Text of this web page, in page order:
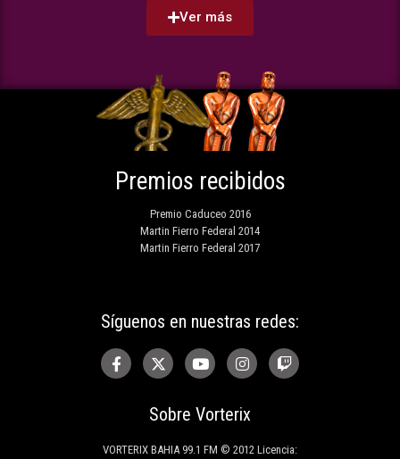
Ver más
Sobre Vorterix
VORTERIX BAHIA 99.1 FM © 2012 Licencia:
Síguenos en nuestras redes:
Premios recibidos
Premio Caduceo 2016
Martin Fierro Federal 2014
Martin Fierro Federal 2017